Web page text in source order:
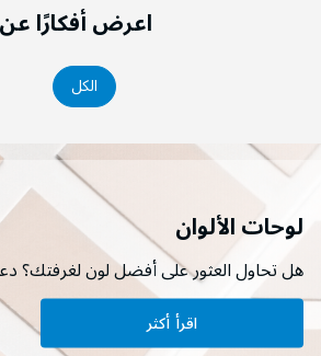
اعرض أفكارًا عن
الكل
لوحات الألوان
هل تحاول العثور على أفضل لون لغرفتك؟
اقرأ أكثر